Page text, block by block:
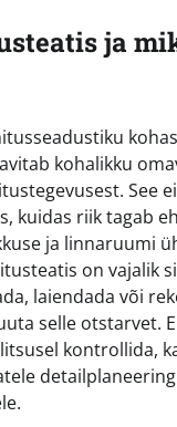
ja
kohalikku
See
kuidas riik tagab
ja linnaruumi
on vajalik
laiendada või
selle otstarvet.
kontrollida,